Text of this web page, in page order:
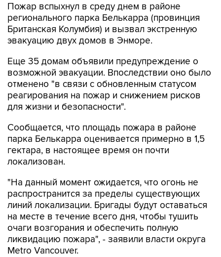
Пожар вспыхнул в среду днем в районе
регионального парка Белькарра (провинция
Британская Колумбия) и вызвал экстренную
эвакуацию двух домов в Энморе.
Еще 35 домам объявили предупреждение о
возможной эвакуации. Впоследствии оно было
отменено "в связи с обновленным статусом
реагирования на пожар и снижением рисков
для жизни и безопасности".
Сообщается, что площадь пожара в районе
парка Белькарра оценивается примерно в 1,5
гектара, в настоящее время он почти
локализован.
"На данный момент ожидается, что огонь не
распространится за пределы существующих
линий локализации. Бригады будут оставаться
на месте в течение всего дня, чтобы тушить
очаги возгорания и обеспечить полную
ликвидацию пожара", - заявили власти округа
Metro Vancouver.